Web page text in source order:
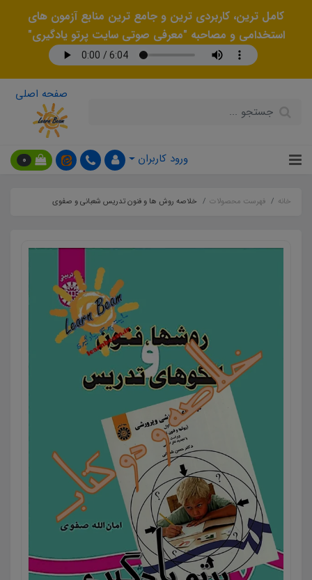
کامل ترین، کاربردی ترین و جامع ترین منابع آزمون های
استخدامی و مصاحبه "معرفی صوتی سایت پرتو یادگیری"
صفحه اصلی
ورود کاربران 0
خانه فهرست محصولات خلاصه روش ها و فنون تدریس شعبانی و صفوی